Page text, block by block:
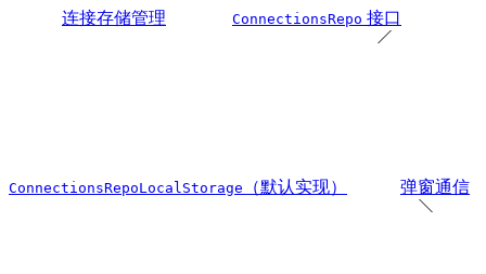
连接存储管理 ConnectionsRepo 接口
ConnectionsRepoLocalStorage （默认实现） 弹窗通信